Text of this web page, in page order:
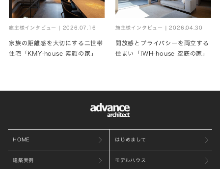
施主様インタビュー | 2026.07.16
家族の距離感を大切にする二世帯
住宅「KMY-house 素顔の家」
施主様インタビュー | 2026.04.30
開放感とプライバシーを両立する
住まい「IWH-house 空庭の家」
HOME はじめまして
建築実例 モデルハウス